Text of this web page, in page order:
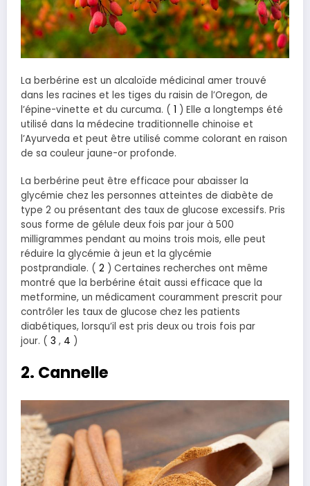
La berbérine est un alcaloïde médicinal amer trouvé
dans les racines et les tiges du raisin de l’Oregon, de
l’épine-vinette et du curcuma. ( 1 ) Elle a longtemps été
utilisé dans la médecine traditionnelle chinoise et
l’Ayurveda et peut être utilisé comme colorant en raison
de sa couleur jaune-or profonde.
La berbérine peut être efficace pour abaisser la
glycémie chez les personnes atteintes de diabète de
type 2 ou présentant des taux de glucose excessifs. Pris
sous forme de gélule deux fois par jour à 500
milligrammes pendant au moins trois mois, elle peut
réduire la glycémie à jeun et la glycémie
postprandiale. ( 2 ) Certaines recherches ont même
montré que la berbérine était aussi efficace que la
metformine, un médicament couramment prescrit pour
contrôler les taux de glucose chez les patients
diabétiques, lorsqu’il est pris deux ou trois fois par
jour. ( 3 , 4 )
2. Cannelle